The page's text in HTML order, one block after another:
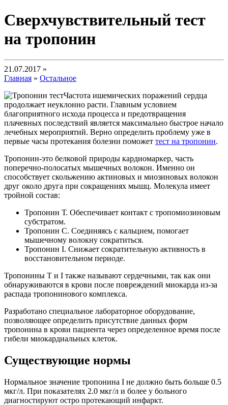
Сверхчувствительный тест
на тропонин
21.07.2017 »
Главная » Остальное
Частота ишемических поражений сердца
продолжает неуклонно расти. Главным условием
благоприятного исхода процесса и предотвращения
плачевных последствий является максимально быстрое начало
лечебных мероприятий. Верно определить проблему уже в
первые часы протекания болезни поможет тест на тропонин.
Тропонин-это белковой природы кардиомаркер, часть
поперечно-полосатых мышечных волокон. Именно он
способствует скольжению актиновых и миозиновых волокон
друг около друга при сокращениях мышц. Молекула имеет
тройной состав:
Тропонин Т. Обеспечивает контакт с тропомиозиновым
субстратом.
Тропонин С. Соединяясь с кальцием, помогает
мышечному волокну сократиться.
Тропонин I. Снижает сократительную активность в
восстановительном периоде.
Тропонины Т и I также называют сердечными, так как они
обнаруживаются в крови после повреждений миокарда из-за
распада тропонинового комплекса.
Разработано специальное лабораторное оборудование,
позволяющее определить присутствие данных форм
тропонина в крови пациента через определенное время после
гибели миокардиальных клеток.
Существующие нормы
Нормальное значение тропонина I не должно быть больше 0.5
мкг/л. При показателях 2.0 мкг/л и более у больного
диагностируют остро протекающий инфаркт.